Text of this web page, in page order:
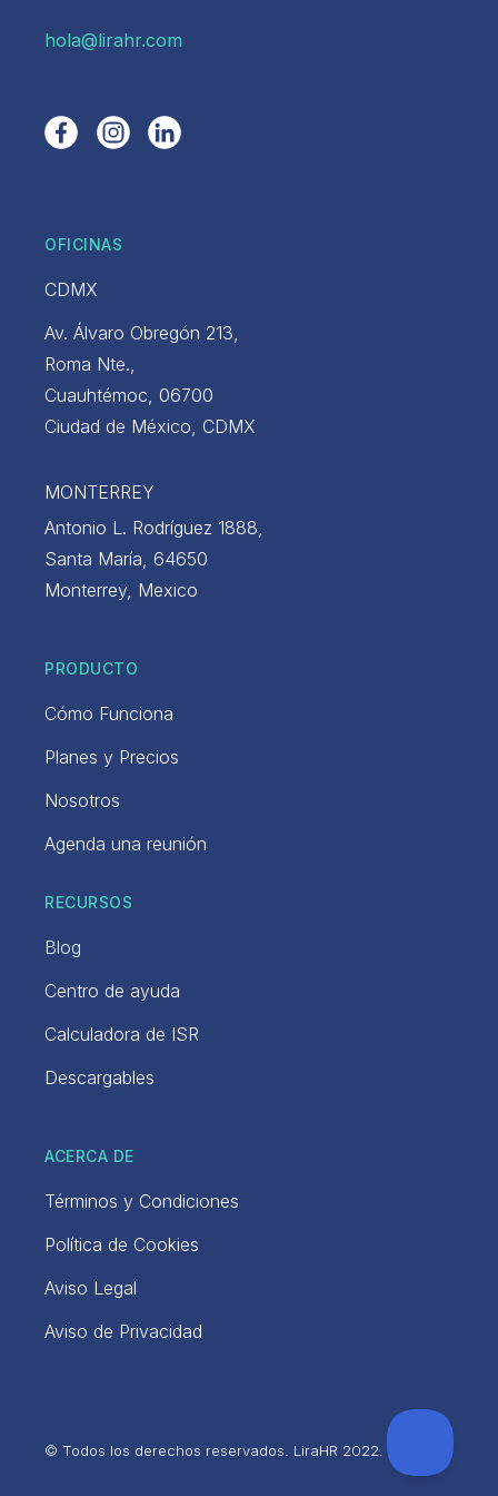
hola@lirahr.com
OFICINAS
CDMX
Av. Álvaro Obregón 213,
Roma Nte.,
Cuauhtémoc, 06700
Ciudad de México, CDMX
MONTERREY
Antonio L. Rodríguez 1888,
Santa María, 64650
Monterrey, Mexico
PRODUCTO
Cómo Funciona
Planes y Precios
Nosotros
Agenda una reunión
RECURSOS
Blog
Centro de ayuda
Calculadora de ISR
Descargables
ACERCA DE
Términos y Condiciones
Política de Cookies
Aviso Legal
Aviso de Privacidad
© Todos los derechos reservados. LiraHR 2022.